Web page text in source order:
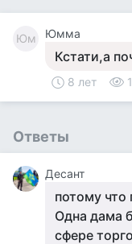
Юм Юмма
Кстати,а
8 лет
Ответы
Десант
потому что
Одна дама
сфере